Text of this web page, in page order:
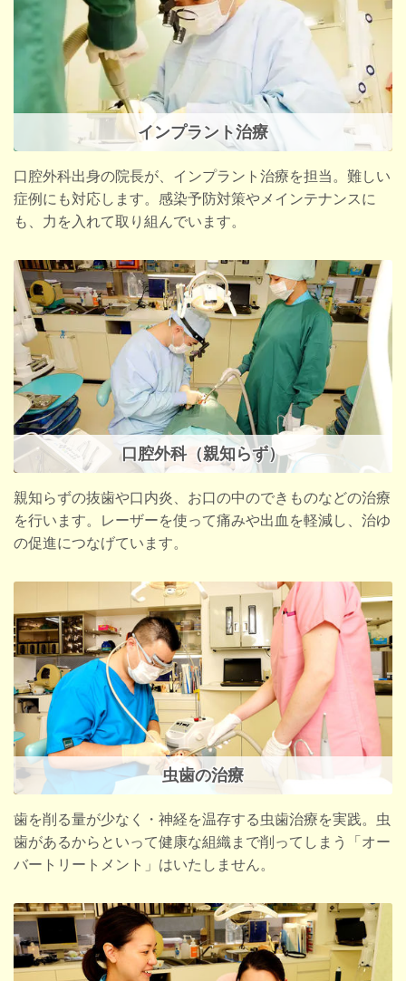
インプラント治療
口腔外科出身の院長が、インプラント治療を担当。難しい
症例にも対応します。感染予防対策やメインテナンスに
も、力を入れて取り組んでいます。
口腔外科（親知らず）
親知らずの抜歯や口内炎、お口の中のできものなどの治療
を行います。レーザーを使って痛みや出血を軽減し、治ゆ
の促進につなげています。
虫歯の治療
歯を削る量が少なく・神経を温存する虫歯治療を実践。虫
歯があるからといって健康な組織まで削ってしまう「オー
バートリートメント」はいたしません。